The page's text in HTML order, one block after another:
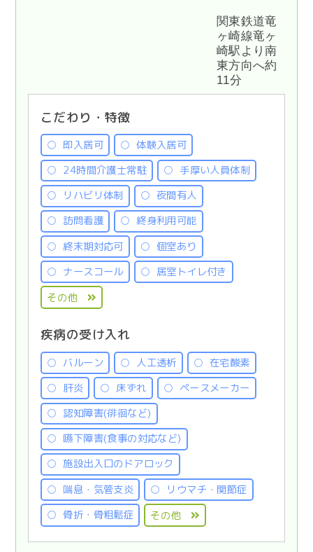
関東鉄道竜
ヶ崎線竜ヶ
崎駅より南
東方向へ約
11分
こだわり・特徴
即入居可
体験入居可
24時間介護士常駐
手厚い人員体制
リハビリ体制
夜間有人
訪問看護
終身利用可能
終末期対応可
個室あり
ナースコール
居室トイレ付き
その他
疾病の受け入れ
バルーン 人工透析
在宅酸素
肝炎
床ずれ
ペースメーカー
認知障害(徘徊など)
嚥下障害(食事の対応など)
施設出入口のドアロック
喘息・気管支炎
リウマチ・関節症
骨折・骨粗鬆症
その他